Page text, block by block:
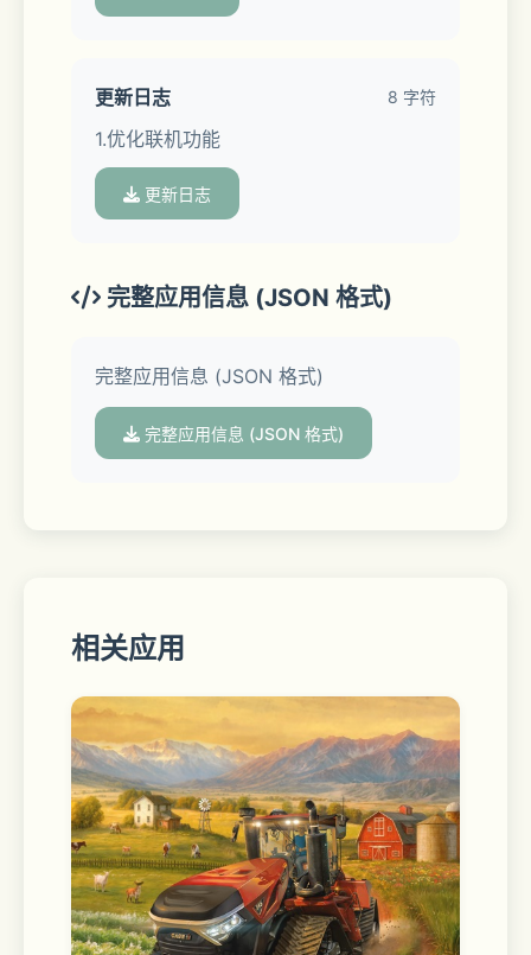
没有水，甚至没有一把刀。但是即便这
   ->开放式沙盒求生模拟游戏
任何地点搭建营地，点燃篝火。也可以将
陷阱放置在任何你觉得可以捕捉的到猎物
的地方。下雨天时，你可以用容器接水，
   ->寻找游戏中的隐藏任务
   每个场景都带有两个隐藏任务，需要自
己去发现或在特定的条件下触发，每个场
景的主线任务和隐藏任务完成后会有特殊
的奖励。
   ->捕猎是个技术活
更新日志 8 字符
1.优化联机功能
更新日志
完整应用信息 (JSON 格式)
完整应用信息 (JSON 格式)
完整应用信息 (JSON 格式)
相关应用